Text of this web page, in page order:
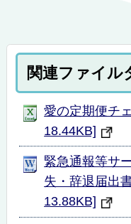
関連ファイル
愛の定期便チ
18.44KB]
緊急通報等サ
失・辞退届出
13.88KB]